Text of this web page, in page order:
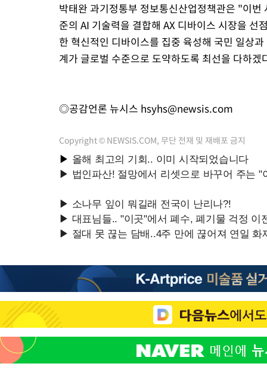
박태완 과기정통부 정보통신산업정책관은 "이
준의 AI 기술력을 결합해 AX 디바이스 시장을
한 혁신적인 디바이스를 집중 육성해 국민 일상
계가 글로벌 수준으로 도약하도록 최선을 다하겠
◎공감언론 뉴시스 hsyhs@newsis.com
Copyright © NEWSIS.COM, 무단 전재 및 재배포 금지